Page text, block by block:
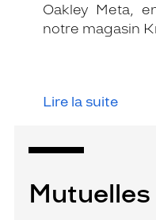
Oakley Meta,
notre magasin
Lire la suite
Mutuelles